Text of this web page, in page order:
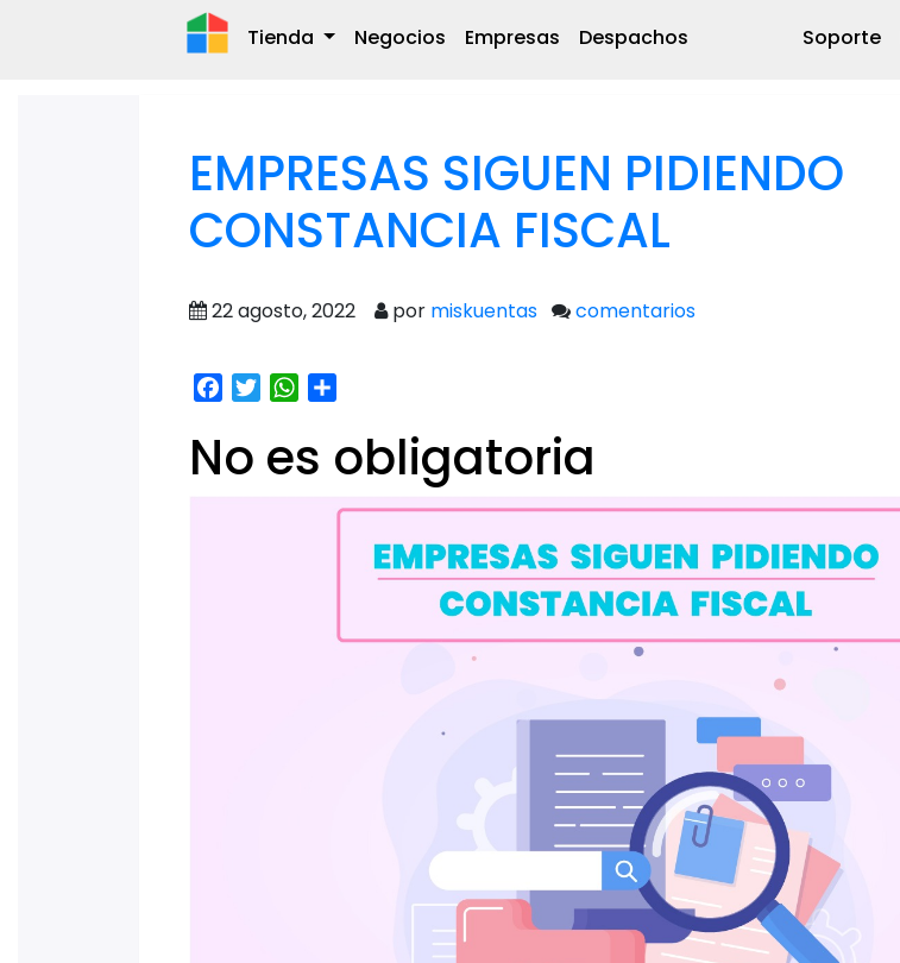
Tienda Negocios Empresas Despachos Soporte
EMPRESAS SIGUEN PIDIENDO
CONSTANCIA FISCAL
22 agosto, 2022 por miskuentas comentarios
Facebook
TwitterWhatsApp
No es obligatoria